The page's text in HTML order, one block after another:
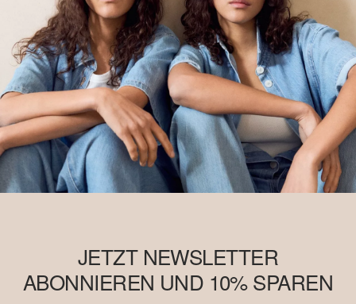
JETZT NEWSLETTER
ABONNIEREN UND 10% SPAREN